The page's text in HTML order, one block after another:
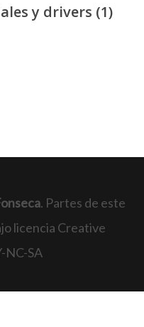
y drivers (1)
. Partes de este
licencia Creative
NC-SA